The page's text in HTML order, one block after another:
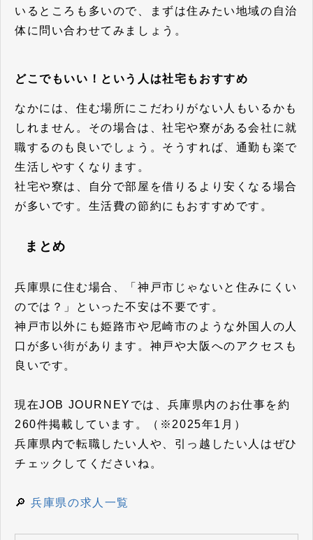
いるところも多いので、まずは住みたい地域の自治
体に問い合わせてみましょう。
どこでもいい！という人は社宅もおすすめ
なかには、住む場所にこだわりがない人もいるかも
しれません。その場合は、社宅や寮がある会社に就
職するのも良いでしょう。そうすれば、通勤も楽で
生活しやすくなります。
社宅や寮は、自分で部屋を借りるより安くなる場合
が多いです。生活費の節約にもおすすめです。
まとめ
兵庫県に住む場合、「神戸市じゃないと住みにくい
のでは？」といった不安は不要です。
神戸市以外にも姫路市や尼崎市のような外国人の人
口が多い街があります。神戸や大阪へのアクセスも
良いです。
現在JOB JOURNEYでは、兵庫県内のお仕事を約
260件掲載しています。（※2025年1月）
兵庫県内で転職したい人や、引っ越したい人はぜひ
チェックしてくださいね。
🔎兵庫県の求人一覧